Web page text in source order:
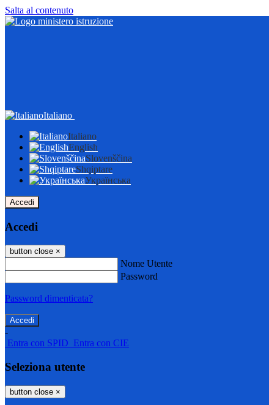
Salta al contenuto
Italiano
Italiano
English
Slovenščina
Shqiptare
Українська
Accedi
Accedi
button close ×
Nome Utente
Password
Password dimenticata?
-
Entra con SPID Entra con CIE
Seleziona utente
button close ×